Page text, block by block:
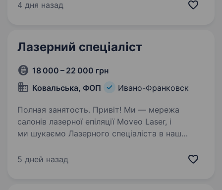
за інших? Чекаємо в команді EVAfamily! Робота
4 дня назад
Лазерний спеціаліст
18 000 – 22 000 грн
Ковальська, ФОП
Ивано-Франковск
Полная занятость. Привіт! Ми — мережа
салонів лазерної епіляції Moveo Laser, і
ми шукаємо Лазерного спеціаліста в наш
тобі цікава сфера краси і ти хочеш
5 дней назад